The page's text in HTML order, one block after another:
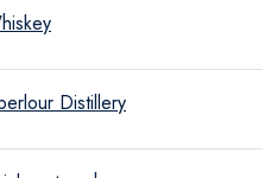
Distillery